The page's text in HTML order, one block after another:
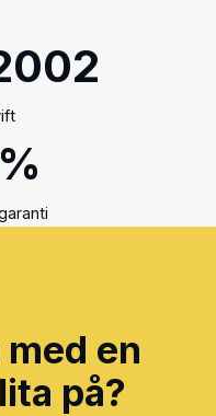
en
på?